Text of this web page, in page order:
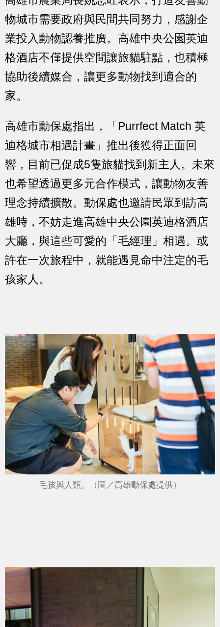
物城市需要政府與民間共同努力，感謝企
業投入動物認養推廣。高雄中央公園英迪
格酒店不僅提供空間讓旅貓駐點，也積極
協助後續媒合，讓更多動物找到適合的
家。
高雄市動保處指出，「Purrfect Match 英
迪格城市相遇計畫」推出後獲得正面回
響，目前已促成5隻旅貓找到新主人。未來
也希望透過更多元合作模式，讓動物友善
理念持續擴散。動保處也邀請民眾到訪高
雄時，不妨走進高雄中央公園英迪格酒店
大廳，與這些可愛的「毛經理」相遇。或
許在一次旅程中，就能遇見命中注定的毛
孩家人。
毛孩與人類。（圖／高雄動保處提供）